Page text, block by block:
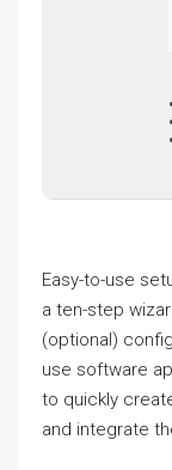
Easy-to-use
a ten-step
(optional)
use software
to quickly
and integrate